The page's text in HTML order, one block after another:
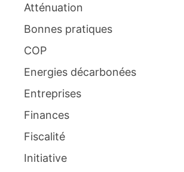
Atténuation
Bonnes pratiques
COP
Energies décarbonées
Entreprises
Finances
Fiscalité
Initiative